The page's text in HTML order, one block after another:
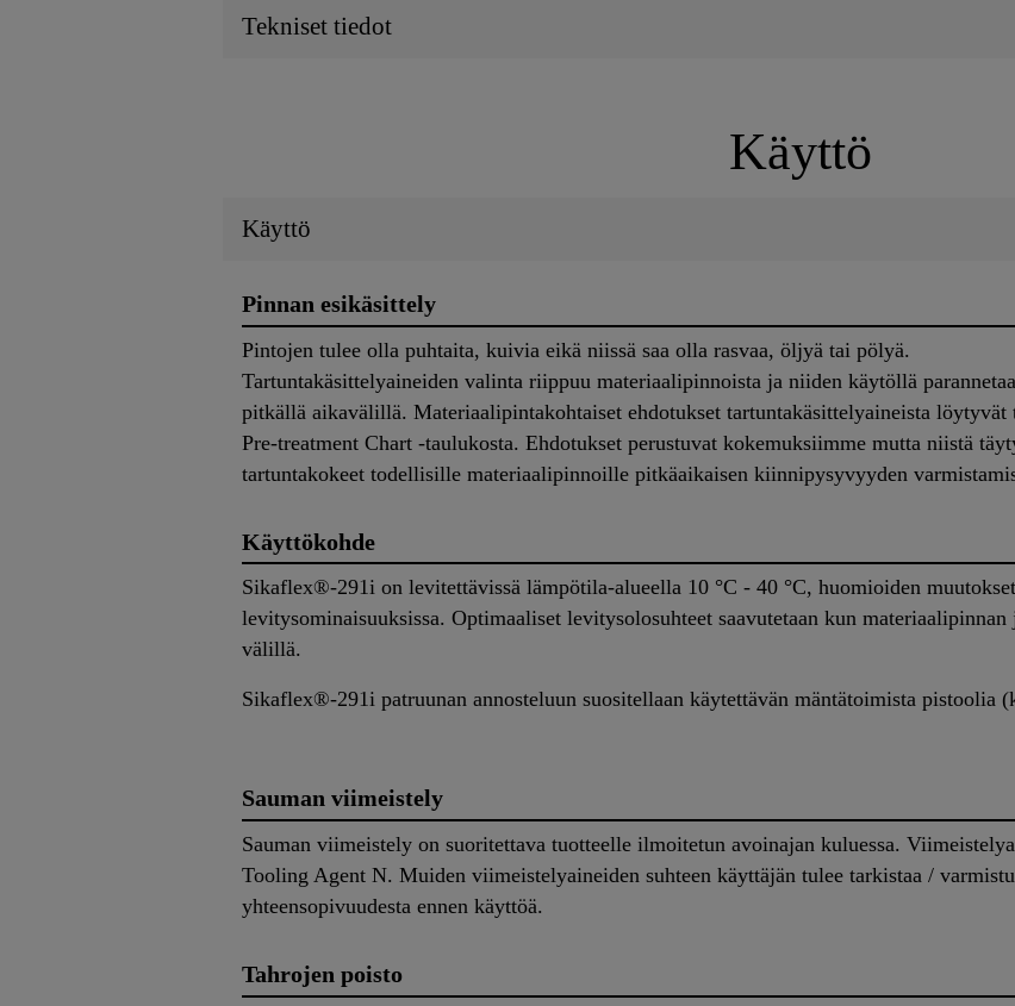
Tekniset tiedot
Käyttö
Käyttö
Pinnan esikäsittely
Pintojen tulee olla puhtaita, kuivia eikä niissä saa olla rasvaa, öljyä tai pölyä.
Tartuntakäsittelyaineiden valinta riippuu materiaalipinnoista ja niiden käytöllä
pitkällä aikavälillä. Materiaalipintakohtaiset ehdotukset tartuntakäsittelyaineista löytyvät
Pre-treatment Chart -taulukosta. Ehdotukset perustuvat kokemuksiimme mutta niistä
tartuntakokeet todellisille materiaalipinnoille pitkäaikaisen kiinnipysyvyyden
Käyttökohde
Sikaflex®-291i on levitettävissä lämpötila-alueella 10 °C - 40 °C, huomioiden
levitysominaisuuksissa. Optimaaliset levitysolosuhteet saavutetaan kun
välillä.
Sikaflex®-291i patruunan annosteluun suositellaan käytettävän mäntätoimista pistoolia
Sauman viimeistely
Sauman viimeistely on suoritettava tuotteelle ilmoitetun avoinajan kuluessa.
Tooling Agent N. Muiden viimeistelyaineiden suhteen käyttäjän tulee tarkistaa /
yhteensopivuudesta ennen käyttöä.
Tahrojen poisto